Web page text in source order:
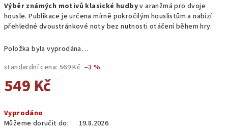
Výběr známých motivů klasické hudbyv aranžmá pro dvoje
housle. Publikace je určena mírně pokročilým houslistům a nabízí
přehledné dvoustránkové noty bez nutnosti otáčení během hry.
Položka byla vyprodána…
standardní cena: 569 Kč –3 %
549 Kč
cena:
Vyprodáno
Můžeme doručit do:
19.8.2026